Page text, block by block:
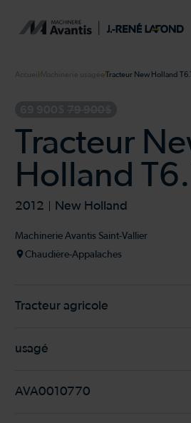
AccueilMachinerie usagéeTracteur New Holland
Tracteur
Holland
2012 New Holland
Machinerie Avantis Saint-Vallier
Chaudière-Appalaches
Tracteur agricole
usagé
AVA0010770